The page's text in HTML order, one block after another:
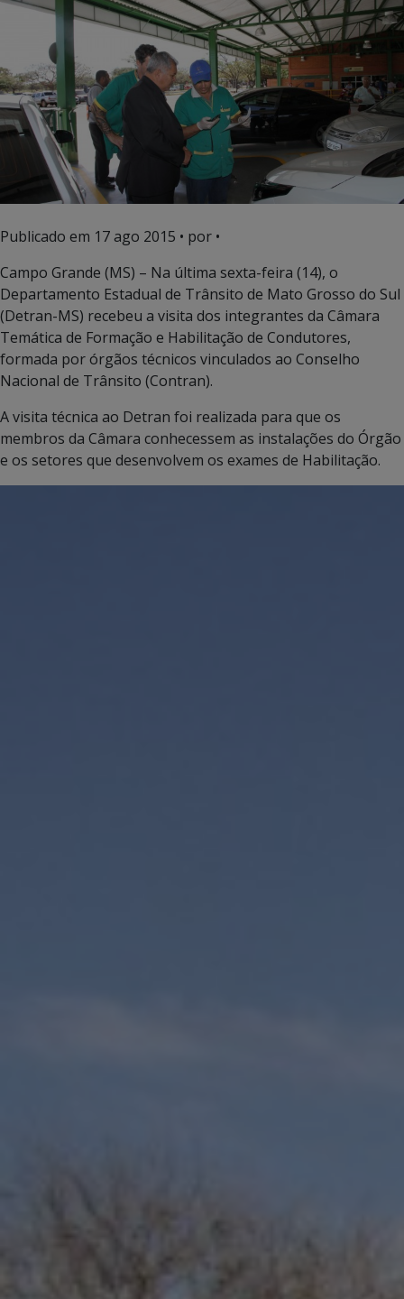
Publicado em 17 ago 2015 • por •
Campo Grande (MS) – Na última sexta-feira (14), o
Departamento Estadual de Trânsito de Mato Grosso do Sul
(Detran-MS) recebeu a visita dos integrantes da Câmara
Temática de Formação e Habilitação de Condutores,
formada por órgãos técnicos vinculados ao Conselho
Nacional de Trânsito (Contran).
A visita técnica ao Detran foi realizada para que os
membros da Câmara conhecessem as instalações do Órgão
e os setores que desenvolvem os exames de Habilitação.